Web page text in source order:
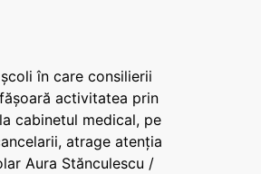
în care consilierii
activitatea prin
cabinetul medical, pe
atrage atenția
Aura Stănculescu /